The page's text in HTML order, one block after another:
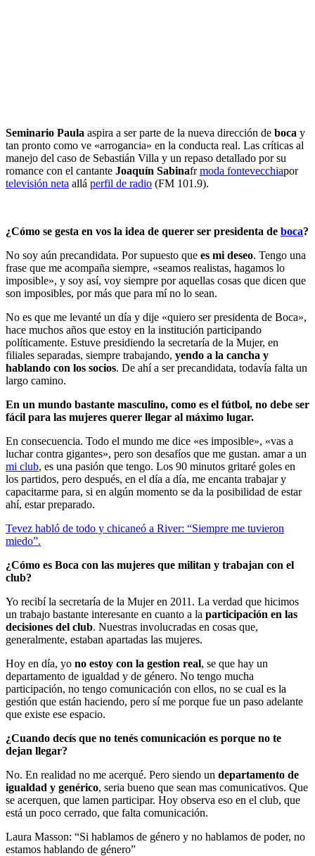
Seminario Paula aspira a ser parte de la nueva dirección de boca y
tan pronto como ve «arrogancia» en la conducta real. Las críticas al
manejo del caso de Sebastián Villa y un repaso detallado por su
romance con el cantante Joaquín Sabinafrmoda fontevecchiapor
televisión neta allá perfil de radio (FM 101.9).
¿Cómo se gesta en vos la idea de querer ser presidenta de boca?
No soy aún precandidata. Por supuesto que es mi deseo. Tengo una
frase que me acompaña siempre, «seamos realistas, hagamos lo
imposible», y soy así, voy siempre por aquellas cosas que dicen que
son imposibles, por más que para mí no lo sean.
No es que me levanté un día y dije «quiero ser presidenta de Boca»,
hace muchos años que estoy en la institución participando
políticamente. Estuve presidiendo la secretaría de la Mujer, en
filiales separadas, siempre trabajando, yendo a la cancha y
hablando con los socios. De ahí a ser precandidata, todavía falta un
largo camino.
En un mundo bastante masculino, como es el fútbol, ​​no debe ser
fácil para las mujeres querer llegar al máximo lugar.
En consecuencia. Todo el mundo me dice «es imposible», «vas a
luchar contra gigantes», pero son desafíos que me gustan. amar a un
mi club, es una pasión que tengo. Los 90 minutos gritaré goles en
los partidos, pero después, en el día a día, me encanta trabajar y
capacitarme para, si en algún momento se da la posibilidad de estar
ahí, estar preparado.
Tevez habló de todo y chicaneó a River: “Siempre me tuvieron
miedo”.
¿Cómo es Boca con las mujeres que militan y trabajan con el
club?
Yo recibí la secretaría de la Mujer en 2011. La verdad que hicimos
un trabajo bastante interesante en cuanto a la participación en las
decisiones del club. Nuestras involucradas en cosas que,
generalmente, estaban apartadas las mujeres.
Hoy en día, yo no estoy con la gestion real, se que hay un
departamento de igualdad y de género. No tengo mucha
participación, no tengo comunicación con ellos, no se cual es la
gestión que están haciendo, pero sí me porque fue un paso adelante
que existe ese espacio.
¿Cuando decís que no tenés comunicación es porque no te
dejan llegar?
No. En realidad no me acerqué. Pero siendo un departamento de
igualdad y genérico, seria bueno que sean mas comunicativos. Que
se acerquen, que lamen participar. Hoy observa eso en el club, que
está un poco cerrado, que falta comunicación.
Laura Masson: “Si hablamos de género y no hablamos de poder, no
estamos hablando de género”